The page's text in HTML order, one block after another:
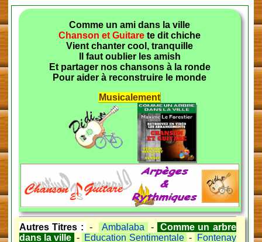
Comme un ami dans la ville
Chanson et Guitare te dit chiche
Vient chanter cool, tranquille
Il faut oublier les amish
Et partager nos chansons à la ronde
Pour aider à reconstruire le monde
Musicalement
Autres Titres : - Ambalaba -
Comme un arbre
dans la ville - Education Sentimentale - Fontenay